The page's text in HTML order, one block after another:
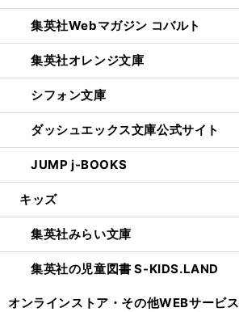
集英社Webマガジン コバルト
集英社オレンジ文庫
シフォン文庫
ダッシュエックス文庫公式サイト
JUMP j-BOOKS
キッズ
集英社みらい文庫
集英社の児童図書 S-KIDS.LAND
オンラインストア・ その他WEBサービス